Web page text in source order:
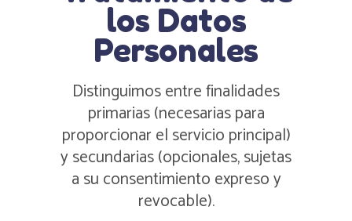
los Datos
Personales
Distinguimos entre finalidades
primarias (necesarias para
proporcionar el servicio principal)
y secundarias (opcionales, sujetas
a su consentimiento expreso y
revocable).